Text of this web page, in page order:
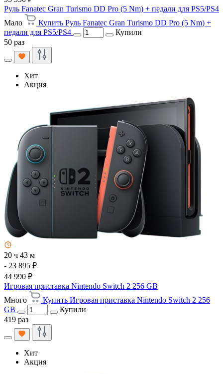
Руль Fanatec Gran Turismo DD Pro (5 Nm) + педали для PS5/PS4
Мало
Купить Руль Fanatec Gran Turismo DD Pro (5 Nm) +
педали для PS5/PS4
Купили
50 раз
Хит
Акция
20 ч 43 м
- 23 895 ₽
44 990 ₽
Игровая приставка Nintendo Switch 2 256 GB
Много
Купить Игровая приставка Nintendo Switch 2 256
GB
Купили
419 раз
Хит
Акция